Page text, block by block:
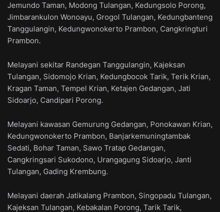
Jemundo Taman, Modong Tulangan, Kedungsolo Porong,
Jimbarankulon Wonoayu, Grogol Tulangan, Kedungbanteng
Tanggulangin, Kedungwonokerto Prambon, Cangkringturi
Prambon.
Melayani sekitar Randegan Tanggulangin, Kajeksan
Tulangan, Sidomojo Krian, Kedungbocok Tarik, Terik Krian,
Kragan Taman, Tempel Krian, Ketajen Gedangan, Jati
Sidoarjo, Candipari Porong.
Melayani kawasan Gemurung Gedangan, Ponokawan Krian,
Kedungwonokerto Prambon, Banjarkemuningtambak
Sedati, Bohar Taman, Sawo Tratap Gedangan,
Cangkringsari Sukodono, Urangagung Sidoarjo, Janti
Tulangan, Gading Krembung.
Melayani daerah Jatikalang Prambon, Singopadu Tulangan,
Kajeksan Tulangan, Kebakalan Porong, Tarik Tarik,